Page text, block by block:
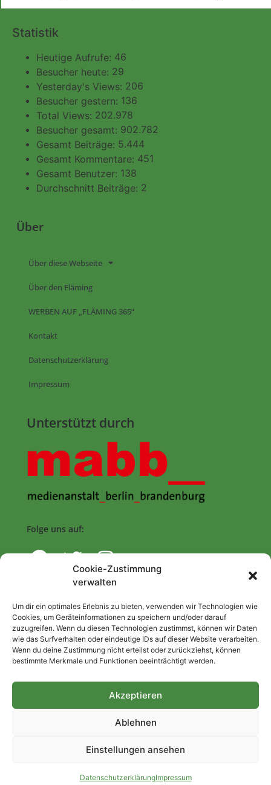
Cookie-Zustimmung
verwalten
Um dir ein optimales Erlebnis zu bieten, verwenden wir Technologien wie
Cookies, um Geräteinformationen zu speichern und/oder darauf
zuzugreifen. Wenn du diesen Technologien zustimmst, können wir Daten
wie das Surfverhalten oder eindeutige IDs auf dieser Website verarbeiten.
Wenn du deine Zustimmung nicht erteilst oder zurückziehst, können
bestimmte Merkmale und Funktionen beeinträchtigt werden.
Akzeptieren
Ablehnen
Einstellungen ansehen
DatenschutzerklärungImpressum
Statistik
Heutige Aufrufe: 46
Besucher heute: 29
Yesterday's Views: 206
Besucher gestern: 136
Total Views: 202.978
Besucher gesamt: 902.782
Gesamt Beiträge: 5.444
Gesamt Kommentare: 451
Gesamt Benutzer: 138
Durchschnitt Beiträge: 2
Über
Über diese Webseite
Über den Fläming
WERBEN AUF „FLÄMING 365“
Kontakt
Datenschutzerklärung
Impressum
Unterstützt durch
Folge uns auf:
Start
Nutzungsbedingungen
Datenschutzerklärung